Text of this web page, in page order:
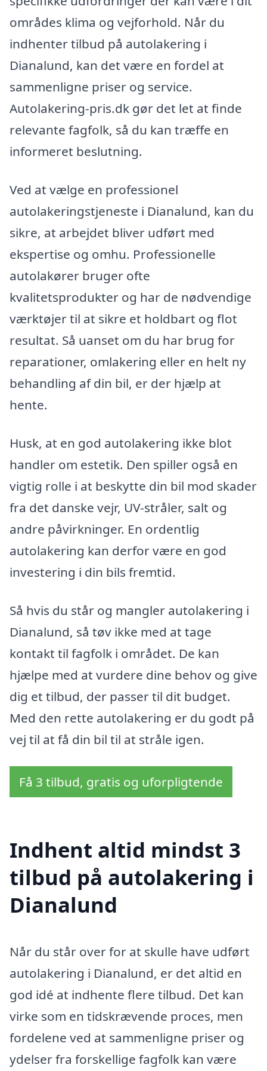
områdes klima og vejforhold. Når du
indhenter tilbud på autolakering i
Dianalund, kan det være en fordel at
sammenligne priser og service.
Autolakering-pris.dk gør det let at finde
relevante fagfolk, så du kan træffe en
informeret beslutning.
Ved at vælge en professionel
autolakeringstjeneste i Dianalund, kan du
sikre, at arbejdet bliver udført med
ekspertise og omhu. Professionelle
autolakører bruger ofte
kvalitetsprodukter og har de nødvendige
værktøjer til at sikre et holdbart og flot
resultat. Så uanset om du har brug for
reparationer, omlakering eller en helt ny
behandling af din bil, er der hjælp at
hente.
Husk, at en god autolakering ikke blot
handler om estetik. Den spiller også en
vigtig rolle i at beskytte din bil mod skader
fra det danske vejr, UV-stråler, salt og
andre påvirkninger. En ordentlig
autolakering kan derfor være en god
investering i din bils fremtid.
Så hvis du står og mangler autolakering i
Dianalund, så tøv ikke med at tage
kontakt til fagfolk i området. De kan
hjælpe med at vurdere dine behov og give
dig et tilbud, der passer til dit budget.
Med den rette autolakering er du godt på
vej til at få din bil til at stråle igen.
Få 3 tilbud, gratis og uforpligtende
Indhent altid mindst 3
tilbud på autolakering i
Dianalund
Når du står over for at skulle have udført
autolakering i Dianalund, er det altid en
god idé at indhente flere tilbud. Det kan
virke som en tidskrævende proces, men
fordelene ved at sammenligne priser og
ydelser fra forskellige fagfolk kan være